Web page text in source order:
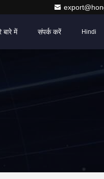
बारे में संपर्क करें Hindi